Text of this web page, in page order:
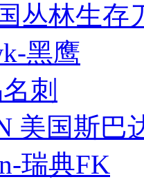
丛林生存
黑鹰
刺
美国斯巴
瑞典FK